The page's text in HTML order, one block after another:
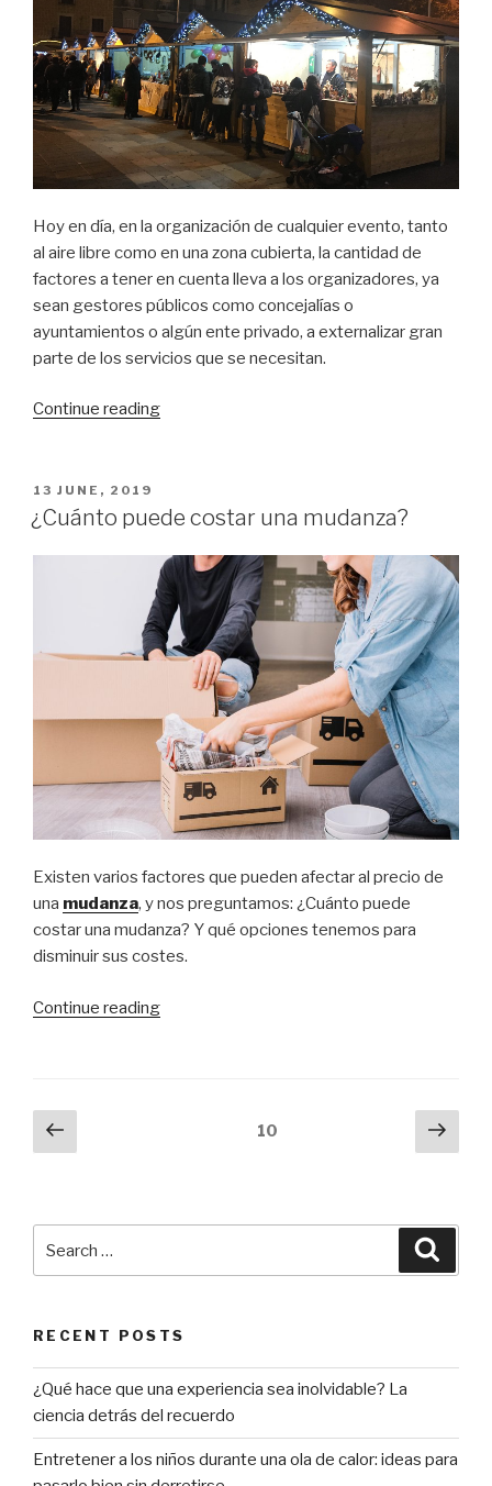
Hoy en día, en la organización de cualquier evento, tanto
al aire libre como en una zona cubierta, la cantidad de
factores a tener en cuenta lleva a los organizadores, ya
sean gestores públicos como concejalías o
ayuntamientos o algún ente privado, a externalizar gran
parte de los servicios que se necesitan.
Continue reading“Alquiler
Madera
gran
solución
para
tus
eventos”
POSTED
ON
13 JUNE, 2019
¿Cuánto puede costar una mudanza?
Existen varios factores que pueden afectar al precio de
una mudanza, y nos preguntamos: ¿Cuánto puede
costar una mudanza? Y qué opciones tenemos para
disminuir sus costes.
Continue reading“¿Cuánto
Posts
navigation
Previous
page
10
Next
for:
RECENT POSTS
¿Qué hace que una experiencia sea inolvidable? La
ciencia detrás del recuerdo
Entretener a los niños durante una ola de calor: ideas para